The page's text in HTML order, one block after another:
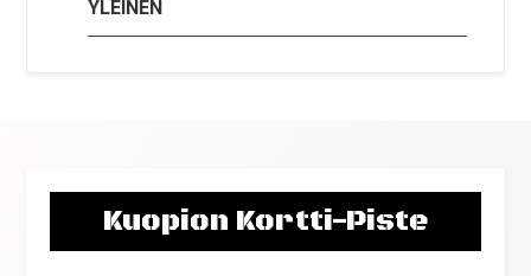
YLEINEN
Kuopion Kortti-Piste